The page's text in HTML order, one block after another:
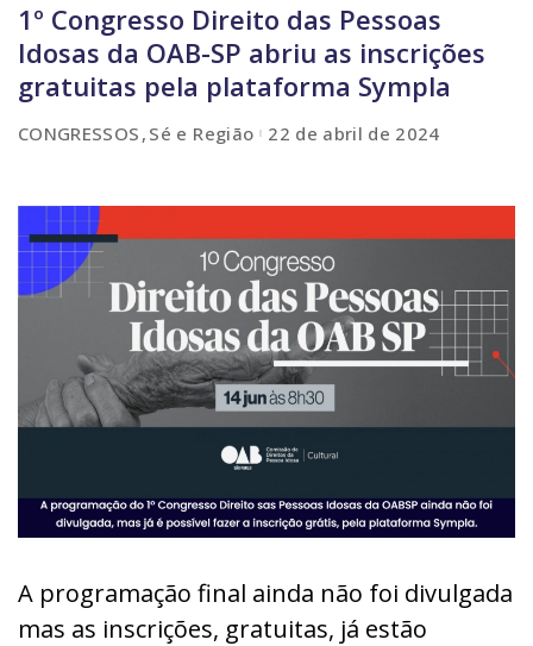
1º Congresso Direito das Pessoas
Idosas da OAB-SP abriu as inscrições
gratuitas pela plataforma Sympla
CONGRESSOS Sé e Região 22 de abril de 2024
A programação final ainda não foi divulgada
mas as inscrições, gratuitas, já estão